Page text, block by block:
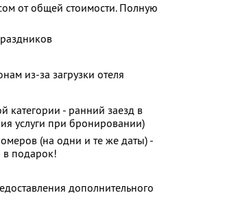
от общей стоимости. Полную
из-за загрузки отеля
- ранний заезд в
услуги при бронировании)
(на одни и те же даты) -
подарок!
дополнительного